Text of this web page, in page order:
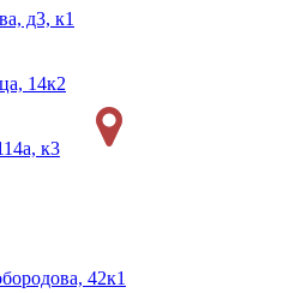
д3, к1
14к2
к3
42к1